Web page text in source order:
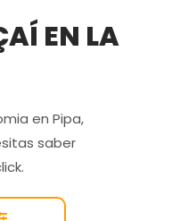
EN LA
en Pipa,
saber